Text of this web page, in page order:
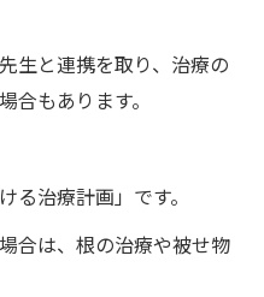
生と連携を取り、治療の
合もあります。
る治療計画」です。
合は、根の治療や被せ物